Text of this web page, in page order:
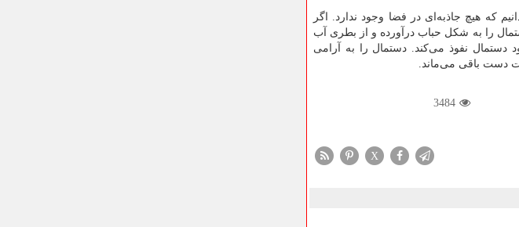
که هیچ جاذبه‌ای در فضا وجود ندارد. اگر
را به شکل حباب درآورده و از بطری آب
دستمال نفوذ می‌کند. دستمال را به آرامی
دست باقی می‌ماند.
3484
X